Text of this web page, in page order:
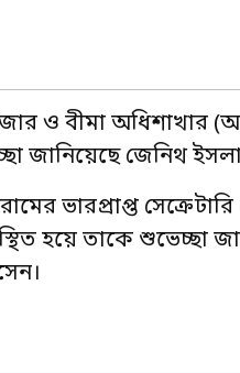
ও বীমা অধিশাখার
জেনিথ
ভারপ্রাপ্ত
হয়ে তাকে শুভেচ্ছা